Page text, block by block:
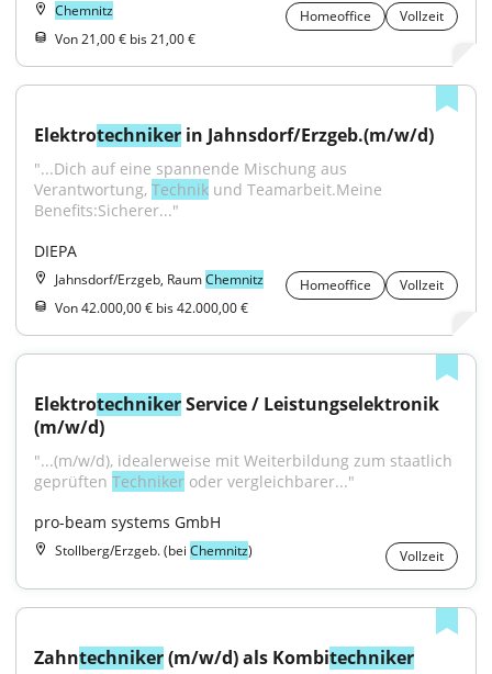
Chemnitz Homeoffice
Vollzeit
Von 21,00 € bis 21,00 €
Elektrotechniker in Jahnsdorf/Erzgeb.(m/w/d)
"...Dich auf eine spannende Mischung aus
Verantwortung, Technik und Teamarbeit.Meine
Benefits:Sicherer..."
DIEPA
Jahnsdorf/Erzgeb, RaumChemnitz Homeoffice
Vollzeit
Von 42.000,00 € bis 42.000,00 €
Elektrotechniker Service / Leistungselektronik
(m/w/d)
"...(m/w/d), idealerweise mit Weiterbildung zum staatlich
geprüften Techniker oder vergleichbarer..."
pro-beam systems GmbH
Stollberg/Erzgeb. (bei Chemnitz) Vollzeit
Zahntechniker (m/w/d) als Kombitechniker